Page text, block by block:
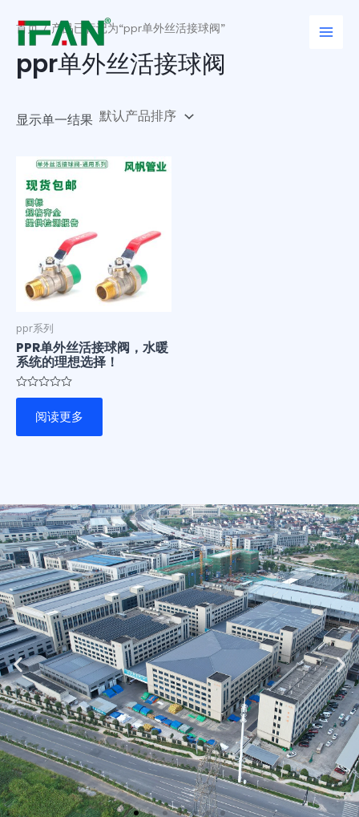
首页/ 产品已标记为“ppr单外丝活接球阀”
ppr单外丝活接球阀
显示单一结果
ppr系列
PPR单外丝活接球阀，水暖
系统的理想选择！
评
5
阅读更多
Previous
slide